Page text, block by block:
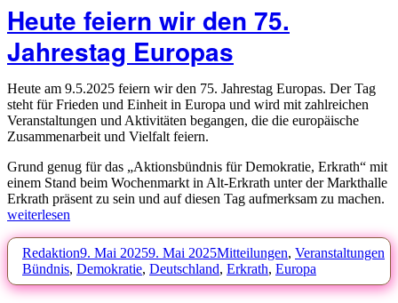
Heute feiern wir den 75.
Jahrestag Europas
Heute am 9.5.2025 feiern wir den 75. Jahrestag Europas. Der Tag
steht für Frieden und Einheit in Europa und wird mit zahlreichen
Veranstaltungen und Aktivitäten begangen, die die europäische
Zusammenarbeit und Vielfalt feiern.
Grund genug für das „Aktionsbündnis für Demokratie, Erkrath“ mit
einem Stand beim Wochenmarkt in Alt-Erkrath unter der Markthalle
Erkrath präsent zu sein und auf diesen Tag aufmerksam zu machen.
weiterlesen
Autor
RedaktionVeröffentlicht
am
9. Mai 20259. Mai 2025Kategorien
Mitteilungen, Veranstaltungen
Bündnis, Demokratie, Deutschland, Erkrath, Europa